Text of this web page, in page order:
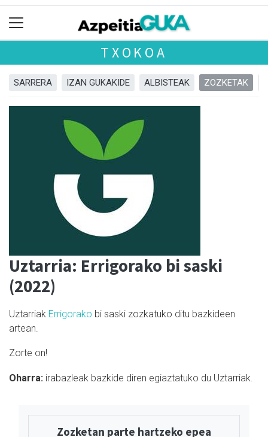
TXOKOA
SARRERA IZAN GUKAKIDE ALBISTEAK ZOZKETAK
Uztarria: Errigorako bi saski
(2022)
Uztarriak Errigorako bi saski zozkatuko ditu bazkideen
artean.
Zorte on!
Oharra: irabazleak bazkide diren egiaztatuko du Uztarriak.
Zozketan parte hartzeko epea